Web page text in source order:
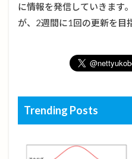
に情報を発信していきます
が、2週間に1回の更新を目
Trending Posts